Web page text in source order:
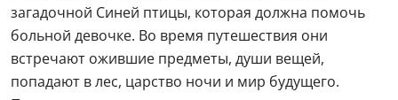
загадочной Синей птицы, которая должна помочь
больной девочке. Во время путешествия они
встречают ожившие предметы, души вещей,
попадают в лес, царство ночи и мир будущего.